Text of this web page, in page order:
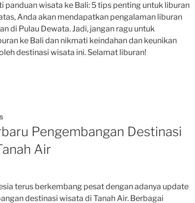
panduan wisata ke Bali: 5 tips penting untuk liburan
Anda akan mendapatkan pengalaman liburan
di Pulau Dewata. Jadi, jangan ragu untuk
ke Bali dan nikmati keindahan dan keunikan
destinasi wisata ini. Selamat liburan!
Pengembangan Destinasi
Air
terus berkembang pesat dengan adanya update
destinasi wisata di Tanah Air. Berbagai